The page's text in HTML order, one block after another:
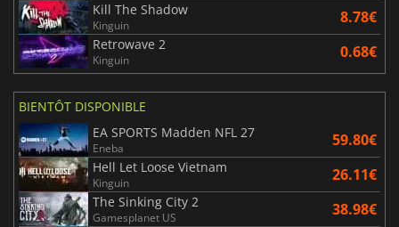
Kill The Shadow
Kinguin 8.78€
Retrowave 2
Kinguin 0.68€
BIENTÔT DISPONIBLE
EA SPORTS Madden NFL 27
Eneba 59.80€
Hell Let Loose Vietnam
Kinguin 26.11€
The Sinking City 2
Gamesplanet US 38.98€